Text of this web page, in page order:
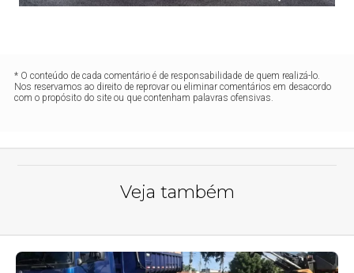
* O conteúdo de cada comentário é de responsabilidade de quem realizá-lo.
Nos reservamos ao direito de reprovar ou eliminar comentários em desacordo
com o propósito do site ou que contenham palavras ofensivas.
Veja também